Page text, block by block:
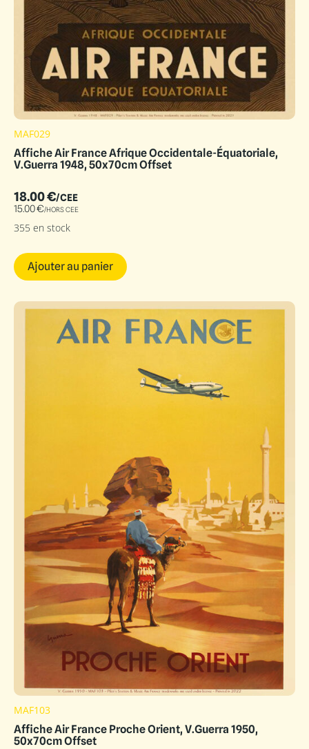
MAF029
Affiche Air France Afrique Occidentale-Équatoriale,
V.Guerra 1948, 50x70cm Offset
18.00€/CEE
15.00€/HORS CEE
355 en stock
Ajouter au panier
MAF103
Affiche Air France Proche Orient, V.Guerra 1950,
50x70cm Offset